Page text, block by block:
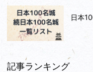
日本
記事ランキング